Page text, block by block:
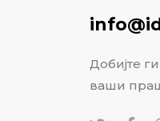
Добијте
ваши